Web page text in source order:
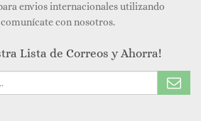
envios internacionales utilizando
con nosotros.
Lista de Correos y Ahorra!